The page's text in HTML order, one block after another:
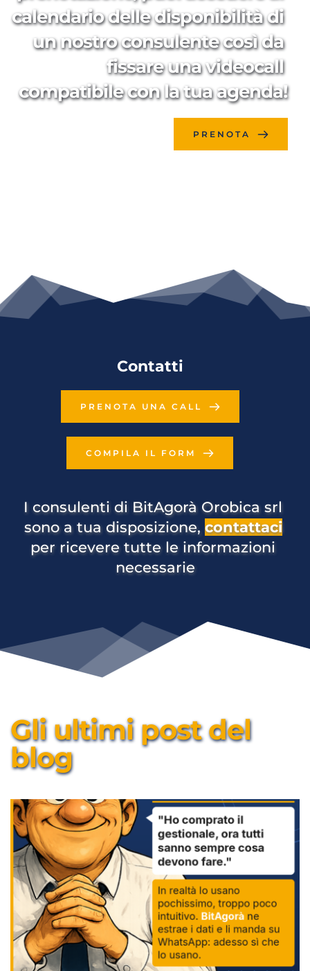
calendario delle disponibilità di
un nostro consulente così da
fissare una videocall
compatibile con la tua agenda!
PRENOTA
Contatti
PRENOTA UNA CALL
COMPILA IL FORM
I consulenti di BitAgorà Orobica srl
sono a tua disposizione, contattaci
per ricevere tutte le informazioni
necessarie
Gli ultimi post del
blog